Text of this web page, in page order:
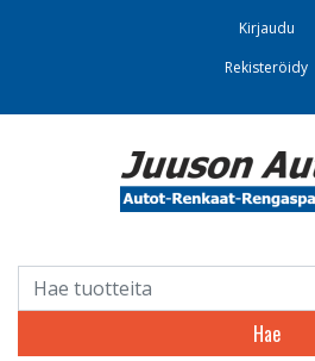
Kirjaudu
Rekisteröidy
Hae